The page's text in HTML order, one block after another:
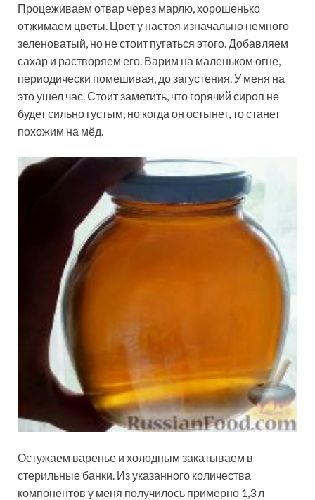
Процеживаем отвар через марлю, хорошенько
отжимаем цветы. Цвет у настоя изначально немного
зеленоватый, но не стоит пугаться этого. Добавляем
сахар и растворяем его. Варим на маленьком огне,
периодически помешивая, до загустения. У меня на
это ушел час. Стоит заметить, что горячий сироп не
будет сильно густым, но когда он остынет, то станет
похожим на мёд.
Остужаем варенье и холодным закатываем в
стерильные банки. Из указанного количества
компонентов у меня получилось примерно 1,3 л